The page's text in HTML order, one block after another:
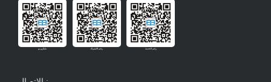
مايكرو بو رقم الاشتراك رقم الخدمة